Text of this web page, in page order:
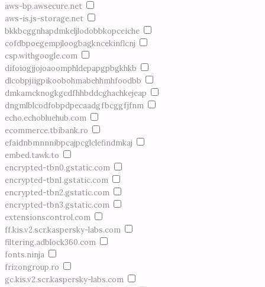
aws-bp.awsecure.net
aws-is.js-storage.net
bkkbcggnhapdmkeljlodobbkopceiche
cofdbpoegempjloogbagkncekinflcnj
csp.withgoogle.com
difoiogjjojoaoomphldepapgpbgkhkb
dlcobpjiigpikoobohmabehhmhfoodbb
dmkamcknogkgcdfhhbddcghachkejeap
dngmlblcodfobpdpecaadgfbcggfjfnm
echo.echobluehub.com
ecommerce.tbibank.ro
efaidnbmnnnibpcajpcglclefindmkaj
embed.tawk.to
encrypted-tbn0.gstatic.com
encrypted-tbn1.gstatic.com
encrypted-tbn2.gstatic.com
encrypted-tbn3.gstatic.com
extensionscontrol.com
ff.kis.v2.scr.kaspersky-labs.com
filtering.adblock360.com
fonts.ninja
frizongroup.ro
gc.kis.v2.scr.kaspersky-labs.com